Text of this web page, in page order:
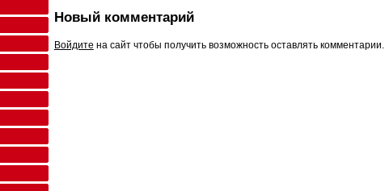
Новый комментарий
Войдите на сайт чтобы получить возможность оставлять комментарии.